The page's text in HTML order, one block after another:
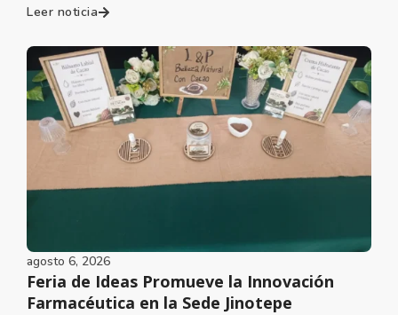
Leer noticia
agosto 6, 2026
Feria de Ideas Promueve la Innovación
Farmacéutica en la Sede Jinotepe